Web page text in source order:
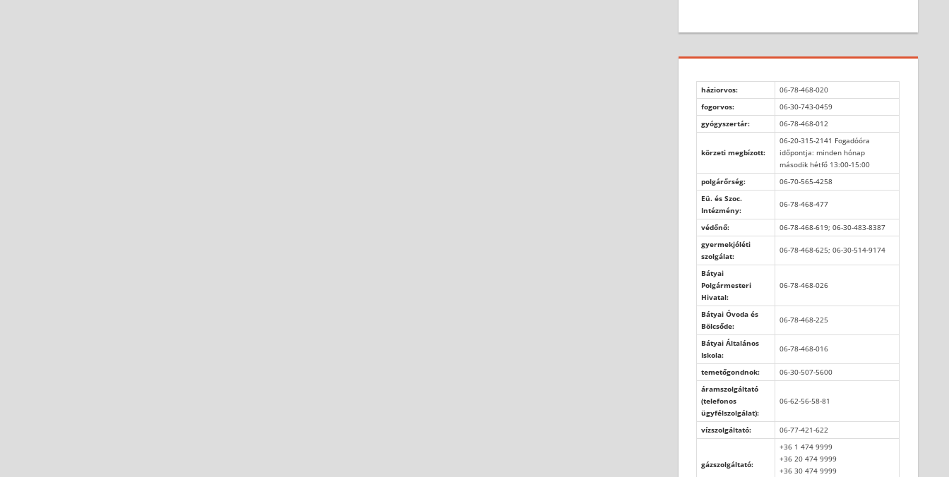
háziorvos:
06-78-468-020
fogorvos:
06-30-743-0459
gyógyszertár:
06-78-468-012
körzeti megbízott:
06-20-315-2141 Fogadóóra
időpontja: minden hónap
második hétfő 13:00-15:00
polgárőrség:
06-70-565-4258
Eü. és Szoc.
Intézmény:
06-78-468-477
védőnő:
06-78-468-619; 06-30-483-8387
gyermekjóléti
szolgálat:
06-78-468-625; 06-30-514-9174
Bátyai
Polgármesteri
Hivatal:
06-78-468-026
Bátyai Óvoda és
Bölcsőde:
06-78-468-225
Bátyai Általános
Iskola:
06-78-468-016
temetőgondnok:
06-30-507-5600
áramszolgáltató
(telefonos
ügyfélszolgálat):
06-62-56-58-81
vízszolgáltató: 06-77-421-622
gázszolgáltató:
+36 1 474 9999
+36 20 474 9999
+36 30 474 9999